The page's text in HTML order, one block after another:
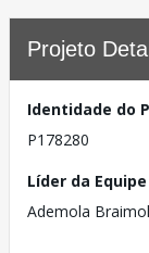
Projeto
Identidade do
P178280
Líder da Equipe
Ademola